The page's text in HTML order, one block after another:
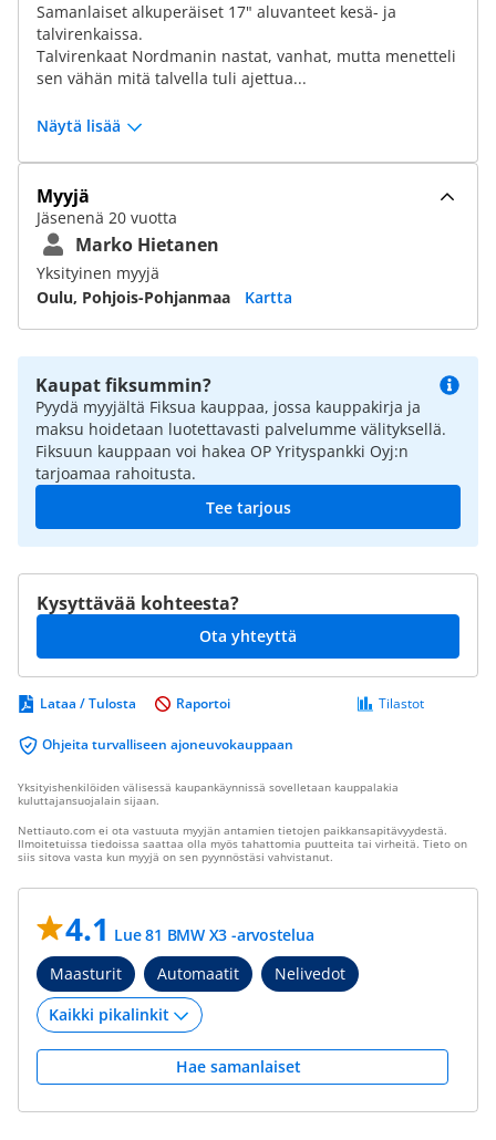
Samanlaiset alkuperäiset 17" aluvanteet kesä- ja
talvirenkaissa.
Talvirenkaat Nordmanin nastat, vanhat, mutta menetteli
sen vähän mitä talvella tuli ajettua...
Näytä lisää
Myyjä
Jäsenenä 20 vuotta
Marko Hietanen
Yksityinen myyjä
Oulu, Pohjois-Pohjanmaa
Kartta
Kaupat fiksummin?
Pyydä myyjältä Fiksua kauppaa, jossa kauppakirja ja
maksu hoidetaan luotettavasti palvelumme välityksellä.
Fiksuun kauppaan voi hakea OP Yrityspankki Oyj:n
tarjoamaa rahoitusta.
Tee tarjous
Kysyttävää kohteesta?
Ota yhteyttä
Lataa / Tulosta
Ohjeita turvalliseen ajoneuvokauppaan
Tilastot
Raportoi
Yksityishenkilöiden välisessä kaupankäynnissä sovelletaan kauppalakia
kuluttajansuojalain sijaan.
Nettiauto.com ei ota vastuuta myyjän antamien tietojen paikkansapitävyydestä.
Ilmoitetuissa tiedoissa saattaa olla myös tahattomia puutteita tai virheitä. Tieto on
siis sitova vasta kun myyjä on sen pyynnöstäsi vahvistanut.
4.1 Lue 81 BMW X3 -arvostelua
Maasturit
Automaatit Nelivedot
Hae samanlaiset